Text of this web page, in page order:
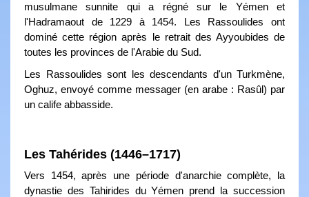
musulmane sunnite qui a régné sur le Yémen et
l'Hadramaout de 1229 à 1454. Les Rassoulides ont
dominé cette région après le retrait des Ayyoubides de
toutes les provinces de l'Arabie du Sud.
Les Rassoulides sont les descendants d'un Turkmène,
Oghuz, envoyé comme messager (en arabe : Rasûl) par
un calife abbasside.
Les Tahérides (1446–1717)
Vers 1454, après une période d'anarchie complète, la
dynastie des Tahirides du Yémen prend la succession